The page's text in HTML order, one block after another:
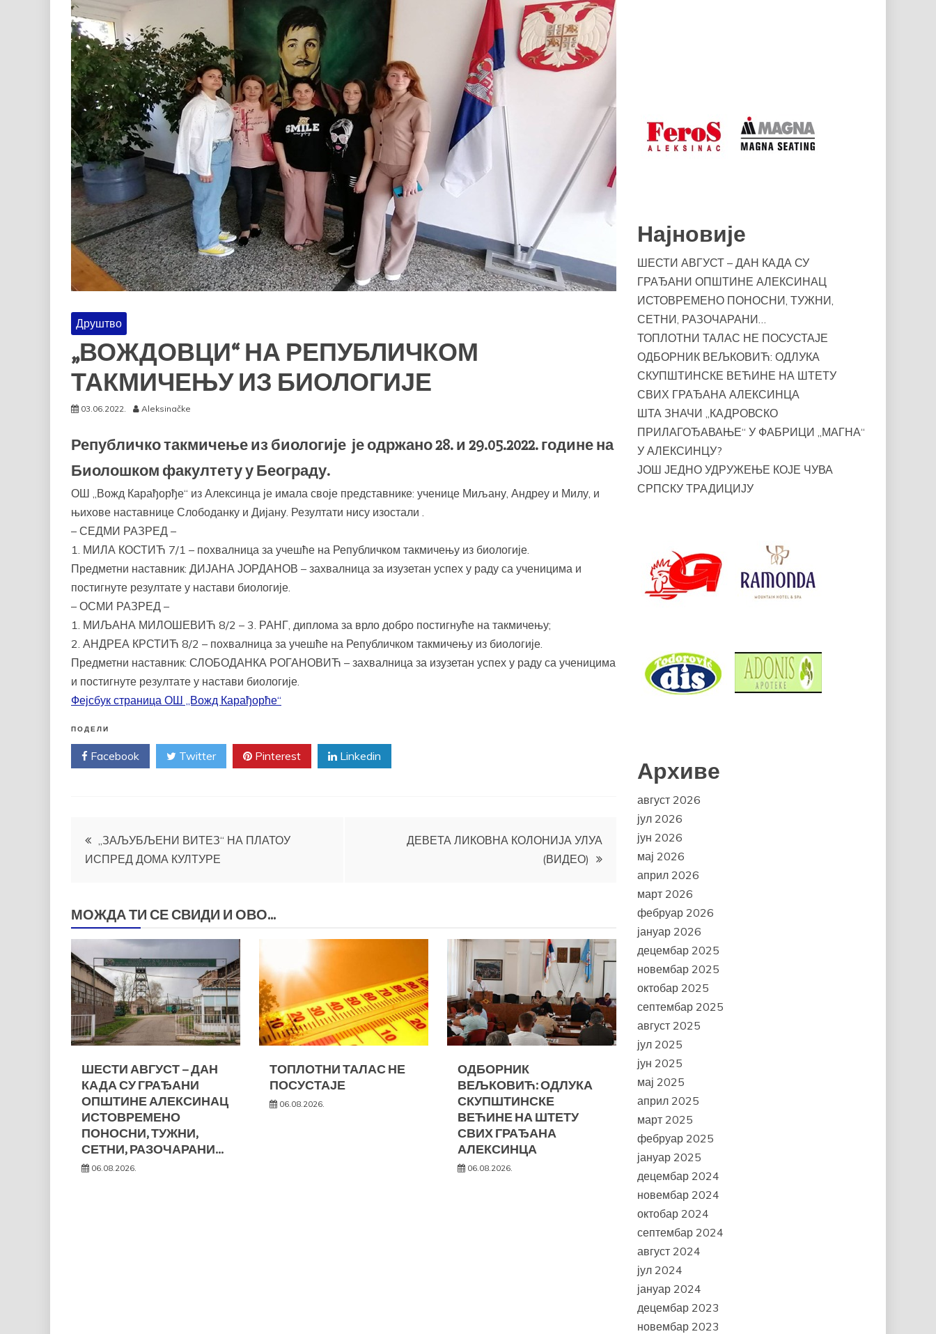
Друштво
„ВОЖДОВЦИ“ НА РЕПУБЛИЧКОМ
ТАКМИЧЕЊУ ИЗ БИОЛОГИЈЕ
03.06.2022. Aleksinačke
Републичко такмичење из биологије је одржано 28. и 29.05.2022. године на
Биолошком факултету у Београду.
ОШ „Вожд Карађорђе“ из Алексинца је имала своје представнике: ученице Миљану, Андреу и Милу, и
њихове наставнице Слободанку и Дијану. Резултати нису изостали .
– СЕДМИ РАЗРЕД –
1. МИЛА КОСТИЋ 7/1 – похвалница за учешће на Републичком такмичењу из биологије.
Предметни наставник: ДИЈАНА ЈОРДАНОВ – захвалница за изузетан успех у раду са ученицима и
постигнуте резултате у настави биологије.
– ОСМИ РАЗРЕД –
1. МИЉАНА МИЛОШЕВИЋ 8/2 – 3. РАНГ, диплома за врло добро постигнуће на такмичењу;
2. АНДРЕА КРСТИЋ 8/2 – похвалница за учешће на Републичком такмичењу из биологије.
Предметни наставник: СЛОБОДАНКА РОГАНОВИЋ – захвалница за изузетан успех у раду са ученицима
и постигнуте резултате у настави биологије.
Фејсбук страница ОШ „Вожд Карађорће“
ПОДЕЛИ
Facebook Twitter Pinterest Linkedin
Кретање
чланка
„ЗАЉУБЉЕНИ ВИТЕЗ“ НА ПЛАТОУ
ИСПРЕД ДОМА КУЛТУРЕ
ДЕВЕТА ЛИКОВНА КОЛОНИЈА УЛУА
(ВИДЕО)
МОЖДА ТИ СЕ СВИДИ И ОВО...
ШЕСТИ АВГУСТ – ДАН
КАДА СУ ГРАЂАНИ
ОПШТИНЕ АЛЕКСИНАЦ
ИСТОВРЕМЕНО
ПОНОСНИ, ТУЖНИ,
СЕТНИ, РАЗОЧАРАНИ…
06.08.2026.
ТОПЛОТНИ ТАЛАС НЕ
ПОСУСТАЈЕ
06.08.2026.
ОДБОРНИК
ВЕЉКОВИЋ: ОДЛУКА
СКУПШТИНСКЕ
ВЕЋИНЕ НА ШТЕТУ
СВИХ ГРАЂАНА
АЛЕКСИНЦА
06.08.2026.
Најновије
ШЕСТИ АВГУСТ – ДАН КАДА СУ
ГРАЂАНИ ОПШТИНЕ АЛЕКСИНАЦ
ИСТОВРЕМЕНО ПОНОСНИ, ТУЖНИ,
СЕТНИ, РАЗОЧАРАНИ…
ТОПЛОТНИ ТАЛАС НЕ ПОСУСТАЈЕ
ОДБОРНИК ВЕЉКОВИЋ: ОДЛУКА
СКУПШТИНСКЕ ВЕЋИНЕ НА ШТЕТУ
СВИХ ГРАЂАНА АЛЕКСИНЦА
ШТА ЗНАЧИ „КАДРОВСКО
ПРИЛАГОЂАВАЊЕ“ У ФАБРИЦИ „МАГНА“
У АЛЕКСИНЦУ?
ЈОШ ЈЕДНО УДРУЖЕЊЕ КОЈЕ ЧУВА
СРПСКУ ТРАДИЦИЈУ
Архиве
август 2026
јул 2026
јун 2026
мај 2026
април 2026
март 2026
фебруар 2026
јануар 2026
децембар 2025
новембар 2025
октобар 2025
септембар 2025
август 2025
јул 2025
јун 2025
мај 2025
април 2025
март 2025
фебруар 2025
јануар 2025
децембар 2024
новембар 2024
октобар 2024
септембар 2024
август 2024
јул 2024
јануар 2024
децембар 2023
новембар 2023